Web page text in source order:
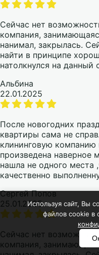
Сейчас нет
компания,
нанимал, закрылась.
найти в принципе
натолкнулся на
Альбина
22.01.2025
После новогодних
квартиры сама не
клининговую компанию
произведена наверное
нашла не одного места
качественно
Сергей Попов
25.01.2025
Сейчас нет
компания,
Используя сайт, Вы
файлов cookie в